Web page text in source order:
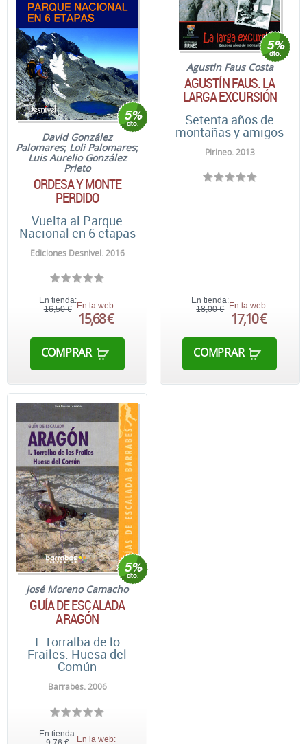
David González
Palomares; Loli Palomares;
Luis Aurelio González
Prieto
ORDESA Y MONTE
PERDIDO
Vuelta al Parque
Nacional en 6 etapas
Ediciones Desnivel. 2016
En tienda:
16,50 € En la web:
15,68 €
COMPRAR
Agustin Faus Costa
AGUSTÍN FAUS. LA
LARGA EXCURSIÓN
Setenta años de
montañas y amigos
Pirineo. 2013
En tienda:
18,00 €
En la web:
17,10 €
COMPRAR
José Moreno Camacho
GUÍA DE ESCALADA
ARAGÓN
I. Torralba de lo
Frailes. Huesa del
Común
Barrabés. 2006
En tienda:
En la web: